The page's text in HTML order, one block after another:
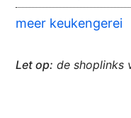
meer keukengerei
Let op: de shoplinks